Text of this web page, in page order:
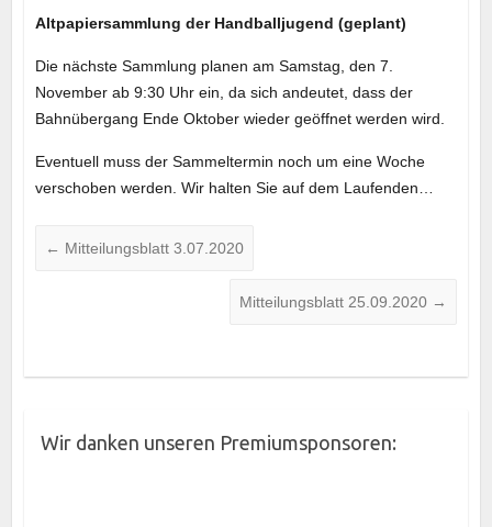
Altpapiersammlung der Handballjugend (geplant)
Die nächste Sammlung planen am Samstag, den 7.
November ab 9:30 Uhr ein, da sich andeutet, dass der
Bahnübergang Ende Oktober wieder geöffnet werden wird.
Eventuell muss der Sammeltermin noch um eine Woche
verschoben werden. Wir halten Sie auf dem Laufenden…
← Mitteilungsblatt 3.07.2020
Mitteilungsblatt 25.09.2020 →
Wir danken unseren Premiumsponsoren: